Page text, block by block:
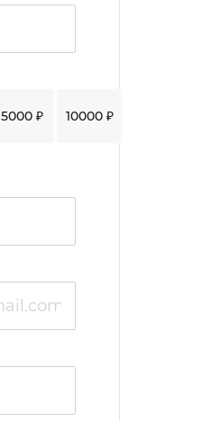
5000 ₽ 10000 ₽